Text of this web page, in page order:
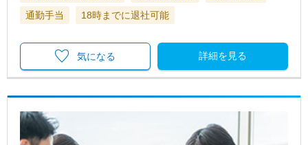
通勤手当
18時までに退社可能
詳細を見る
気になる